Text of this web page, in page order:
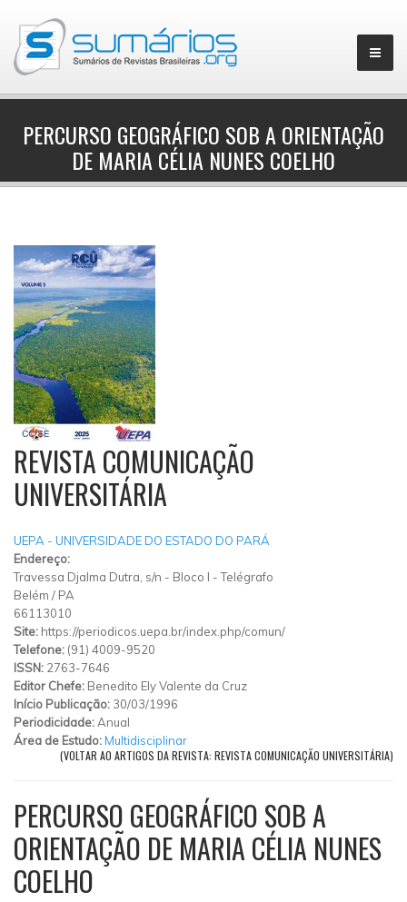
PERCURSO GEOGRÁFICO SOB A ORIENTAÇÃO
DE MARIA CÉLIA NUNES COELHO
REVISTA COMUNICAÇÃO
UNIVERSITÁRIA
UEPA - UNIVERSIDADE DO ESTADO DO PARÁ
Endereço:
Travessa Djalma Dutra, s/n - Bloco I -Telégrafo
Belém / PA
66113010
Site: https://periodicos.uepa.br/index.php/comun/
Telefone: (91) 4009-9520
ISSN: 2763-7646
Editor Chefe: Benedito Ely Valente da Cruz
Início Publicação: 30/03/1996
Periodicidade:Anual
Área de Estudo:Multidisciplinar
(VOLTAR AO ARTIGOS DA REVISTA: REVISTA COMUNICAÇÃO UNIVERSITÁRIA)
PERCURSO GEOGRÁFICO SOB A
ORIENTAÇÃO DE MARIA CÉLIA NUNES
COELHO